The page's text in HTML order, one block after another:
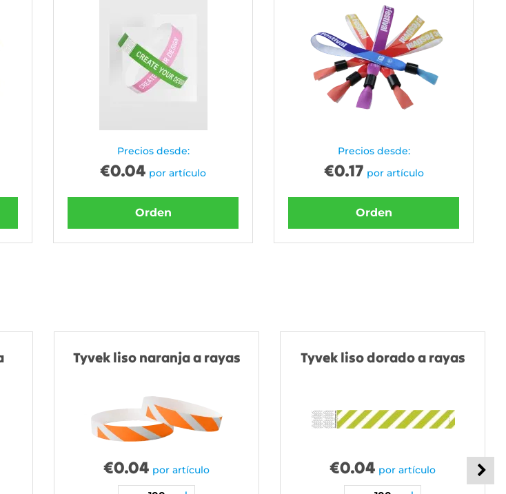
Precios desde:
€0.04 por artículo
Orden
Precios desde:
€0.17 por artículo
Orden
Tyvek liso naranja a rayas
€0.04 por artículo
Tyvek liso dorado a rayas
€0.04 por artículo